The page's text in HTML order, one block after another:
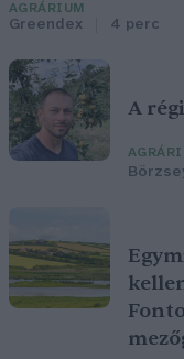
AGRÁRIUM
Greendex 4 perc
A